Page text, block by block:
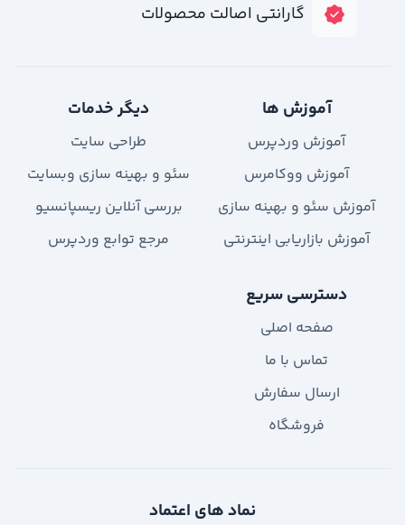
گارانتی اصالت محصولات
آموزش ها
آموزش وردپرس
آموزش ووکامرس
آموزش سئو و بهینه سازی
آموزش بازاریابی اینترنتی
دیگر خدمات
طراحی سایت
سئو و بهینه سازی وبسایت
بررسی آنلاین ریسپانسیو
مرجع توابع وردپرس
دسترسی سریع
صفحه اصلی
تماس با ما
ارسال سفارش
فروشگاه
نماد های اعتماد